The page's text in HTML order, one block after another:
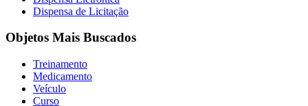
Dispensa de Licitação
Objetos Mais Buscados
Treinamento
Medicamento
Veículo
Curso